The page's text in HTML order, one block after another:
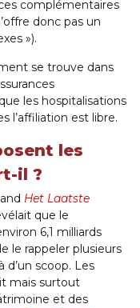
complémentaires
donc pas un
»).
se trouve dans
les hospitalisations
l’affiliation est libre.
les
il ?
Het Laatste
que le
6,1 milliards
le rappeler plusieurs
d’un scoop. Les
mais surtout
et des